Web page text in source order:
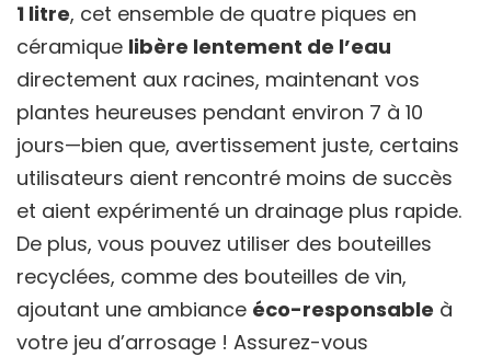
1 litre, cet ensemble de quatre piques en
céramique libère lentement de l’eau
directement aux racines, maintenant vos
plantes heureuses pendant environ 7 à 10
jours—bien que, avertissement juste, certains
utilisateurs aient rencontré moins de succès
et aient expérimenté un drainage plus rapide.
De plus, vous pouvez utiliser des bouteilles
recyclées, comme des bouteilles de vin,
ajoutant une ambiance éco-responsable à
votre jeu d’arrosage ! Assurez-vous